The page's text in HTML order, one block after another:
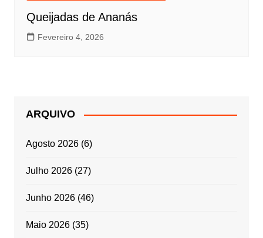
Queijadas de Ananás
Fevereiro 4, 2026
ARQUIVO
Agosto 2026(6)
Julho 2026(27)
Junho 2026(46)
Maio 2026(35)